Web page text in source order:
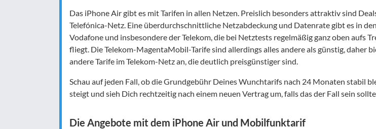
Das iPhone Air gibt es mit Tarifen in allen Netzen. Preislich besonders attraktiv sind
Telefónica-Netz. Eine überdurchschnittliche Netzabdeckung und Datenrate gibt es in
Vodafone und insbesondere der Telekom, die bei Netztests regelmäßig ganz oben aufs
fliegt. Die Telekom-MagentaMobil-Tarife sind allerdings alles andere als günstig, daher
andere Tarife im Telekom-Netz an, die deutlich preisgünstiger sind.
Schau auf jeden Fall, ob die Grundgebühr Deines Wunchtarifs nach 24 Monaten stabil
steigt und sieh Dich rechtzeitig nach einem neuen Vertrag um, falls das der Fall sein
Die Angebote mit dem iPhone Air und Mobilfunktarif